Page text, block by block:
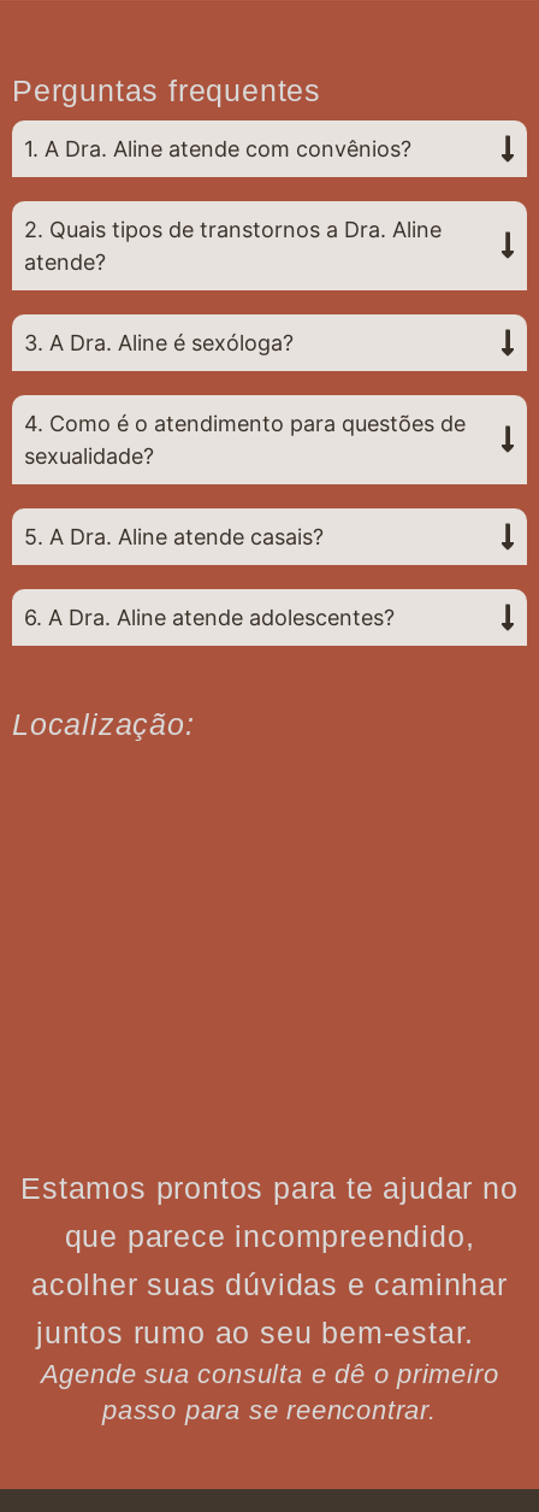
Perguntas frequentes
1. A Dra. Aline atende com convênios?
2. Quais tipos de transtornos a Dra. Aline
atende?
3. A Dra. Aline é sexóloga?
4. Como é o atendimento para questões de
sexualidade?
5. A Dra. Aline atende casais?
6. A Dra. Aline atende adolescentes?
Localização:
Estamos prontos para te ajudar no
que parece incompreendido,
acolher suas dúvidas e caminhar
juntos rumo ao seu bem-estar.
Agende sua consulta e dê o primeiro
passo para se reencontrar.